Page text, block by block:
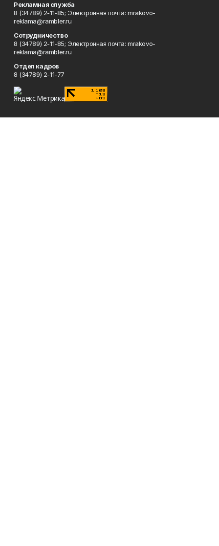
Рекламная служба
8 (34789) 2-11-85; Электронная почта: mrakovo-
reklama@rambler.ru
Сотрудничество
8 (34789) 2-11-85; Электронная почта: mrakovo-
reklama@rambler.ru
Отдел кадров
8 (34789) 2-11-77